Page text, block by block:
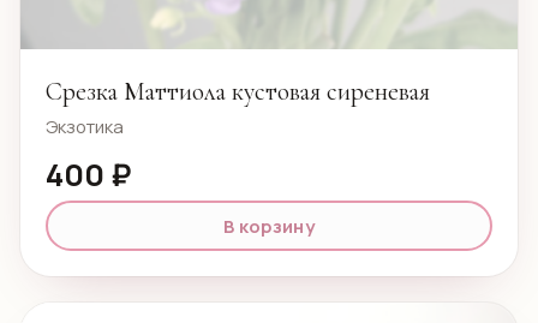
Срезка Маттиола кустовая сиреневая
Экзотика
400 ₽
В корзину